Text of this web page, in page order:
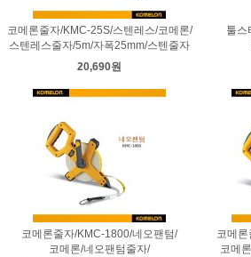
코메론줄자/KMC-25S/스텐레스/코메론/
스텐레스줄자/5m/자폭25mm/스텐줄자
20,690원
툴스
코메론줄자/KMC-1800/네오팬텀/
코메론/네오팬텀줄자/
코메
코메